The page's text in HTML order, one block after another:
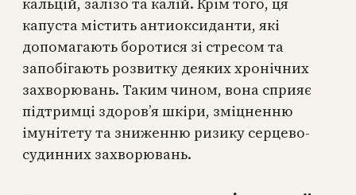
капуста містить антиоксиданти, які
допомагають боротися зі стресом та
запобігають розвитку деяких хронічних
захворювань. Таким чином, вона сприяє
підтримці здоров’я шкіри, зміцненню
імунітету та зниженню ризику серцево-
судинних захворювань.